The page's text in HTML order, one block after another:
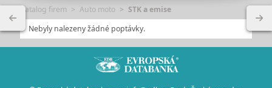
Katalog firem Auto moto
STK a emise
Nebyly nalezeny žádné poptávky.